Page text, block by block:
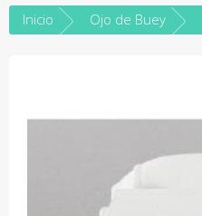
Inicio Ojo de Buey